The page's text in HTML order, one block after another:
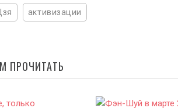
активизации
ПРОЧИТАТЬ